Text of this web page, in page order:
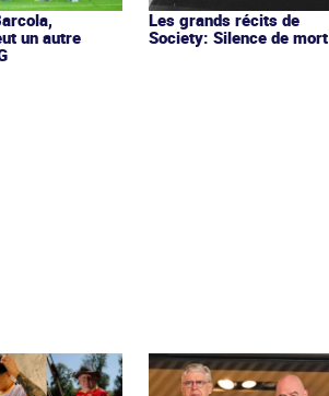
un autre
Les grands récits de
Society: Silence de mort